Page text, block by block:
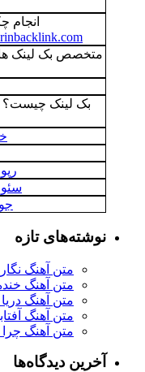
انجام
متخصص بک لینک
بک لینک چیست؟
نوشته‌های تازه
متن آهنگ
متن آهنگ
متن آهنگ
متن آهنگ
متن آهنگ
آخرین دیدگاه‌ها